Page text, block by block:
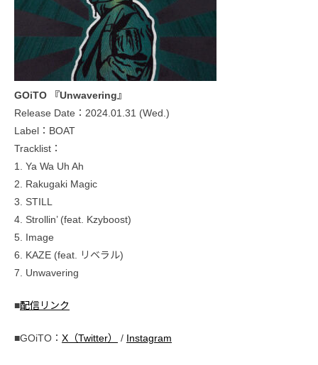
GOiTO 『Unwavering』
Release Date：2024.01.31 (Wed.)
Label：BOAT
Tracklist：
1. Ya Wa Uh Ah
2. Rakugaki Magic
3. STILL
4. Strollin’ (feat. Kzyboost)
5. Image
6. KAZE (feat. リベラル)
7. Unwavering
■配信リンク
■GOiTO： X（Twitter） / Instagram